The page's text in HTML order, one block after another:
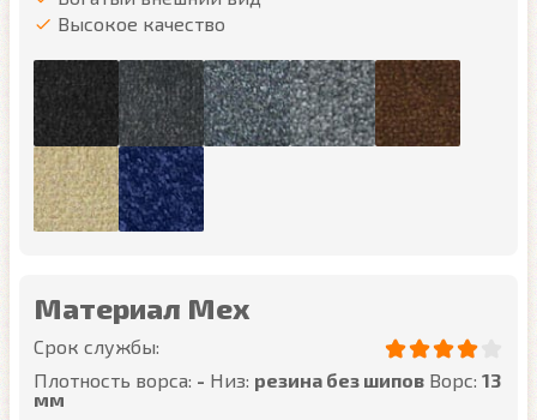
Высокое качество
Материал Мех
Срок службы:
Плотность ворса: - Низ: резина без шипов Ворс: 13
мм